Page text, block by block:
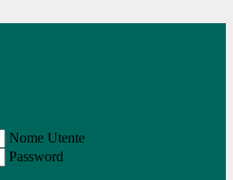
Nome Utente
Password